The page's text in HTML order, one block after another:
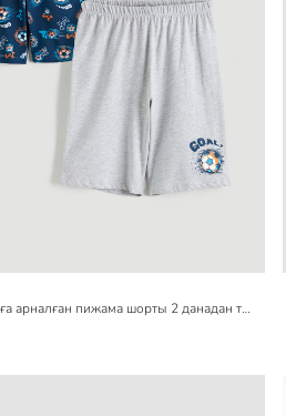
принтті ұлдарға арналған пижама шорты 2 данадан тұратын